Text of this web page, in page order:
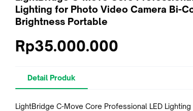
Lighting for Photo Video Camera Bi-
Brightness Portable
Rp35.000.000
Detail Produk
LightBridge C-Move Core Professional LED